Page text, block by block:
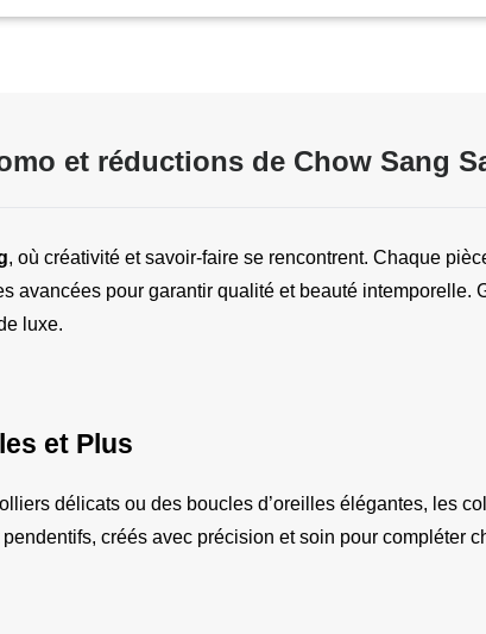
et réductions de Chow Sang
, où créativité et savoir-faire se rencontrent. Chaque
avancées pour garantir qualité et beauté intemporelle.
luxe.
et Plus
délicats ou des boucles d’oreilles élégantes, les
créés avec précision et soin pour compléter